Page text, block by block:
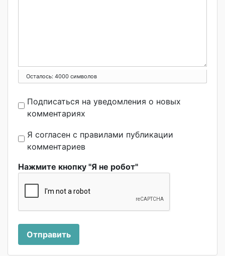
Осталось: 4000 символов
Подписаться на уведомления о новых
комментариях
Я согласен с правилами публикации
комментариев
Нажмите кнопку "Я не робот"
Отправить